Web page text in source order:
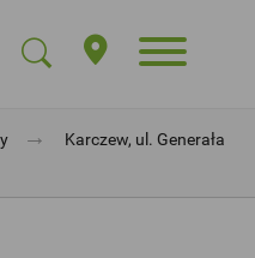
→
Karczew, ul. Generała